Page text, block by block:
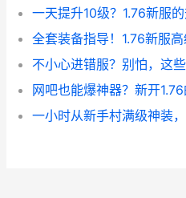
一天提升10级？1.76新服的
全套装备指导！1.76新服高
不小心进错服？别怕，这些
网吧也能爆神器？新开1.76